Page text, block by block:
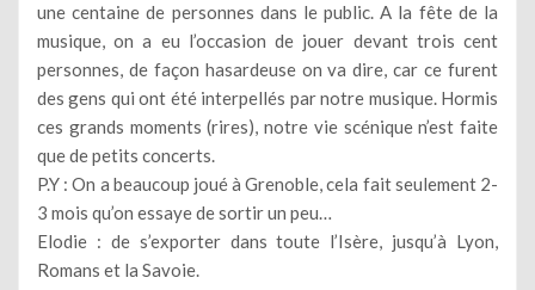
une centaine de personnes dans le public. A la fête de la
musique, on a eu l’occasion de jouer devant trois cent
personnes, de façon hasardeuse on va dire, car ce furent
des gens qui ont été interpellés par notre musique. Hormis
ces grands moments (rires), notre vie scénique n’est faite
que de petits concerts.
P.Y : On a beaucoup joué à Grenoble, cela fait seulement 2-
3 mois qu’on essaye de sortir un peu…
Elodie : de s’exporter dans toute l’Isère, jusqu’à Lyon,
Romans et la Savoie.